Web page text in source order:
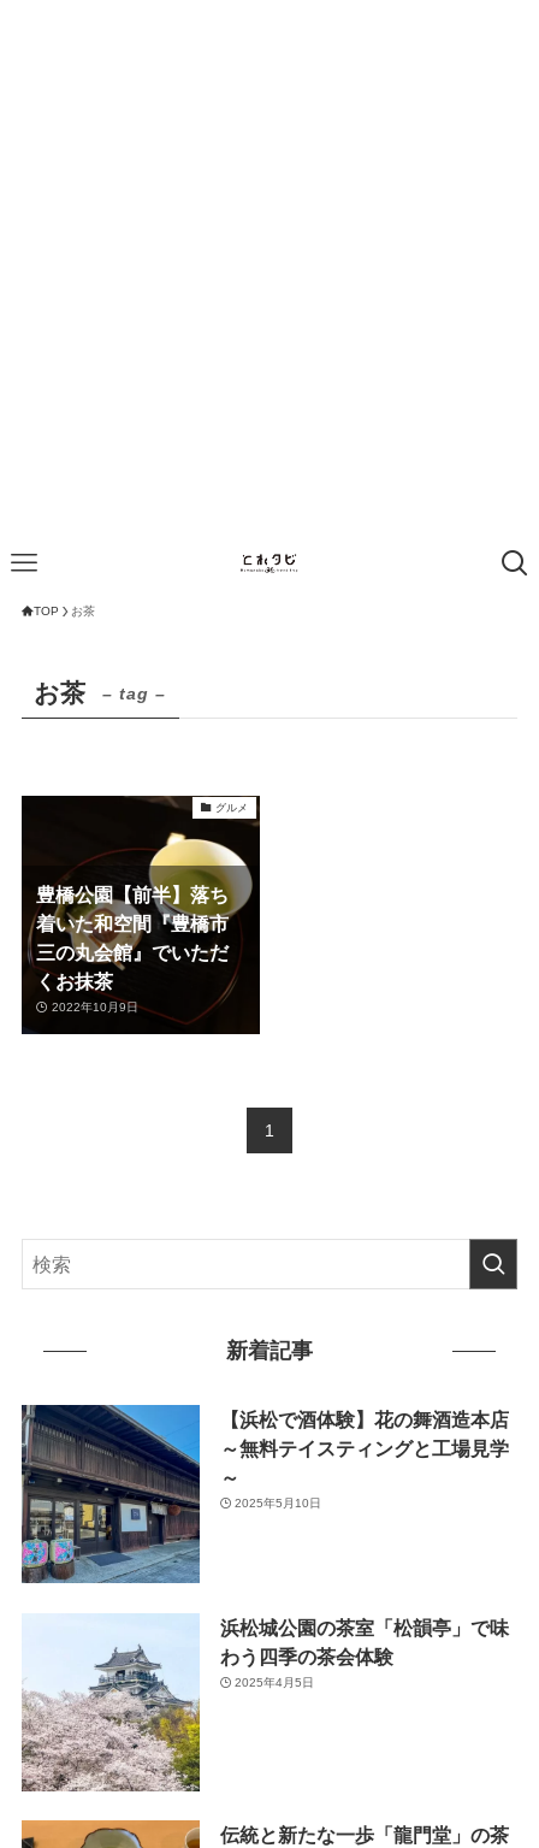
TOP お茶
お茶 – tag –
グルメ
豊橋公園【前半】落ち
着いた和空間『豊橋市
三の丸会館』でいただ
くお抹茶
2022年10月9日
1
新着記事
【浜松で酒体験】花の舞酒造本店
～無料テイスティングと工場見学
～
2025年5月10日
浜松城公園の茶室「松韻亭」で味
わう四季の茶会体験
2025年4月5日
伝統と新たな一歩「龍門堂」の茶